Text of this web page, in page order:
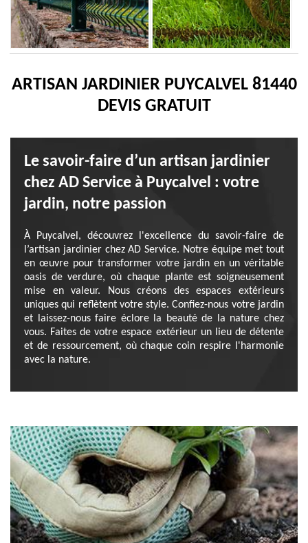
ARTISAN JARDINIER PUYCALVEL 81440
DEVIS GRATUIT
Le savoir-faire d’un artisan jardinier
chez AD Service à Puycalvel : votre
jardin, notre passion
À Puycalvel, découvrez l'excellence du savoir-faire de
l’artisan jardinier chez AD Service. Notre équipe met tout
en œuvre pour transformer votre jardin en un véritable
oasis de verdure, où chaque plante est soigneusement
mise en valeur. Nous créons des espaces extérieurs
uniques qui reflètent votre style. Confiez-nous votre jardin
et laissez-nous faire éclore la beauté de la nature chez
vous. Faites de votre espace extérieur un lieu de détente
et de ressourcement, où chaque coin respire l'harmonie
avec la nature.